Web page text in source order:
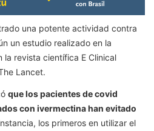
una potente actividad contra
un estudio realizado en la
la revista científica E Clinical
Lancet.
que los pacientes de covid
con ivermectina han evitado
los primeros en utilizar el